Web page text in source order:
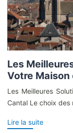
Les
Votre Maison
Les Meilleures
Cantal Le choix des
Lire la suite